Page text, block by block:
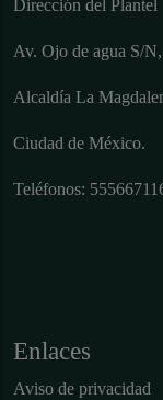
Dirección del Plantel
Av. Ojo de agua S/
Alcaldía La
Ciudad de México.
Teléfonos:
Enlaces
Aviso de privacidad